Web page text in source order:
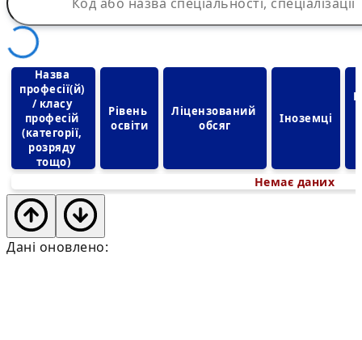
Назва
професії(й)
/ класу
професій
(категорії,
розряду
тощо)
Рівень
освіти
Ліцензований
обсяг
Іноземці
Немає даних
Дані оновлено: